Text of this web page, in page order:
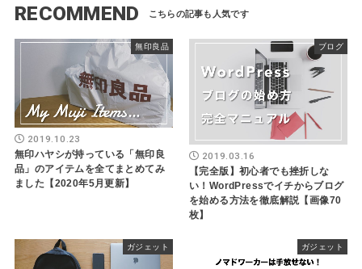
RECOMMEND
無印良品
2019.10.23
無印ハヤシが持っている「無印良
品」のアイテムを全てまとめてみ
ました【2020年5月更新】
ブログ
2019.03.16
【完全版】初心者でも挫折しな
い！WordPressでイチからブログ
を始める方法を徹底解説【画像70
枚】
ガジェット ガジェット